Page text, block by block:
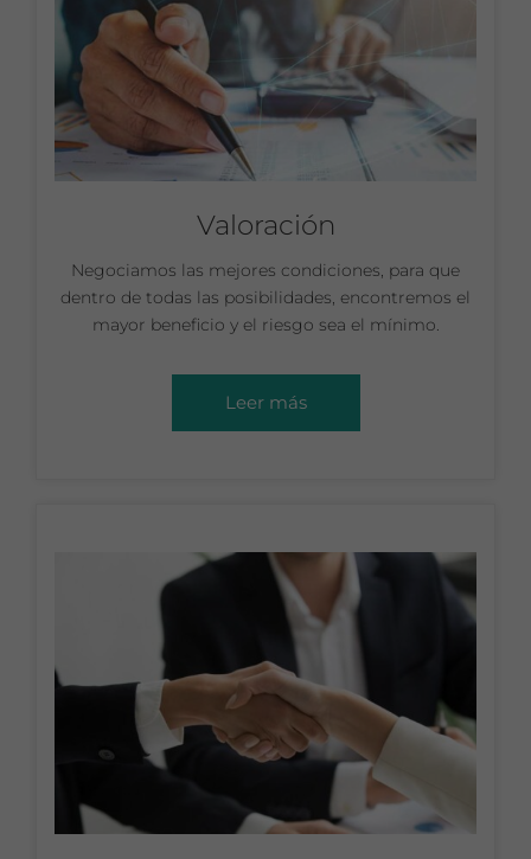
Valoración
Negociamos las mejores condiciones, para que
dentro de todas las posibilidades, encontremos el
mayor beneficio y el riesgo sea el mínimo.
Leer más